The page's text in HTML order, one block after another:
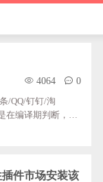
4064 0
/QQ/钉钉/淘
在编译期判断，一
件市场安装该